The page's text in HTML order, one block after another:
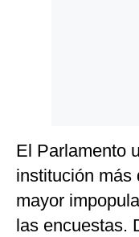
El Parlamento
institución más
mayor
las encuestas.